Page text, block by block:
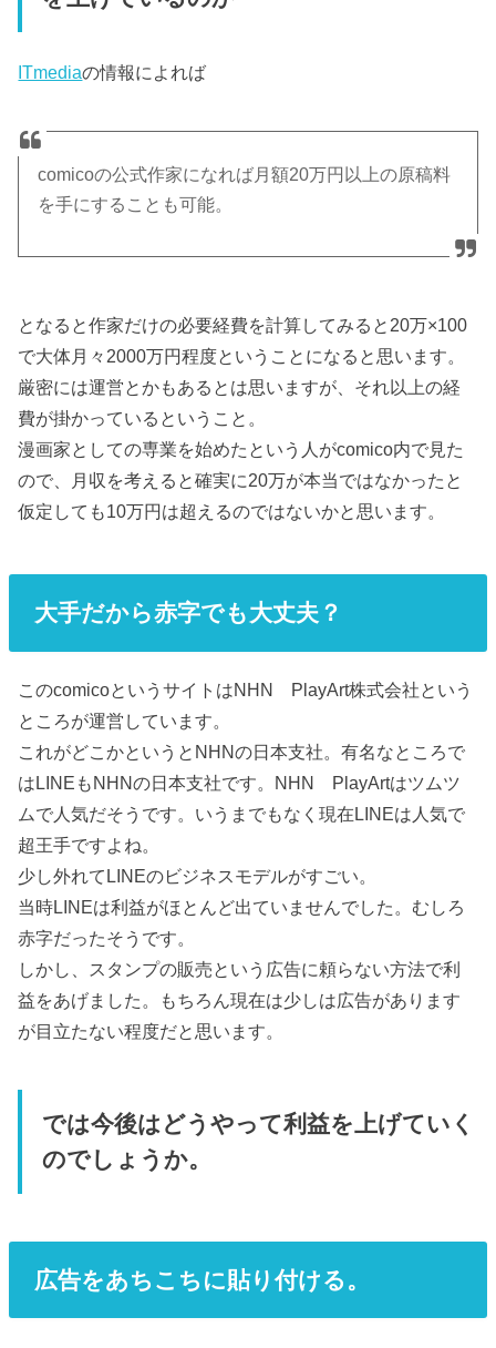
ITmediaの情報によれば
comicoの公式作家になれば月額20万円以上の原稿料
を手にすることも可能。
となると作家だけの必要経費を計算してみると20万×100
で大体月々2000万円程度ということになると思います。
厳密には運営とかもあるとは思いますが、それ以上の経
費が掛かっているということ。
漫画家としての専業を始めたという人がcomico内で見た
ので、月収を考えると確実に20万が本当ではなかったと
仮定しても10万円は超えるのではないかと思います。
大手だから赤字でも大丈夫？
このcomicoというサイトはNHN PlayArt株式会社という
ところが運営しています。
これがどこかというとNHNの日本支社。有名なところで
はLINEもNHNの日本支社です。NHN PlayArtはツムツ
ムで人気だそうです。いうまでもなく現在LINEは人気で
超王手ですよね。
少し外れてLINEのビジネスモデルがすごい。
当時LINEは利益がほとんど出ていませんでした。むしろ
赤字だったそうです。
しかし、スタンプの販売という広告に頼らない方法で利
益をあげました。もちろん現在は少しは広告があります
が目立たない程度だと思います。
では今後はどうやって利益を上げていく
のでしょうか。
広告をあちこちに貼り付ける。